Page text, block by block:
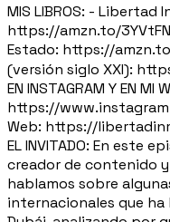
MIS LIBROS: - Libertad
https://amzn.to/
Estado: https://
(versión siglo XXI):
EN INSTAGRAM Y EN MI
https://
Web: https://
EL INVITADO: En este
creador de contenido
hablamos sobre
internacionales que ha